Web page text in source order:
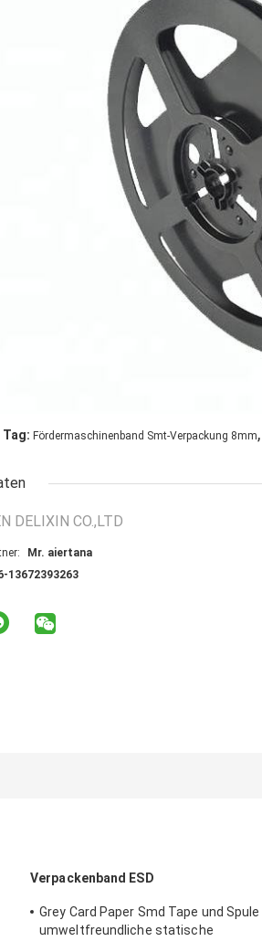
Tag: Fördermaschinenband Smt-Verpackung 8mm,
DELIXIN CO.,LTD
Mr. aiertana
13672393263
Verpackenband ESD
Grey Card Paper Smd Tape und Spule
umweltfreundliche statische